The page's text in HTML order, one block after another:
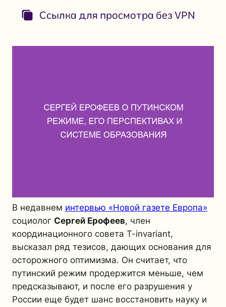
Ссылка для просмотра без VPN
В недавнем интервью «Новой газете Европа»
социолог Сергей Ерофеев, член
координационного совета T-invariant,
высказал ряд тезисов, дающих основания для
осторожного оптимизма. Он считает, что
путинский режим продержится меньше, чем
предсказывают, и после его разрушения у
России еще будет шанс восстановить науку и